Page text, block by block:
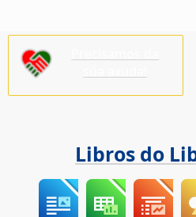
Libros do